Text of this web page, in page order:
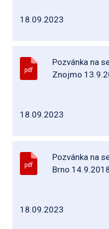
18.09.2023
pdf
Pozvánka na
Znojmo
18.09.2023
pdf
Pozvánka na
Brno
18.09.2023